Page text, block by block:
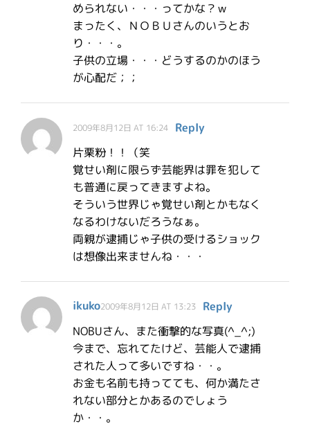
められない・・・ってかな？ｗ
まったく、ＮＯＢＵさんのいうとお
り・・・。
子供の立場・・・どうするのかのほう
が心配だ；；
2009年8月12日 AT 16:24
Reply
片栗粉！！（笑
覚せい剤に限らず芸能界は罪を犯して
も普通に戻ってきますよね。
そういう世界じゃ覚せい剤とかもなく
なるわけないだろうなぁ。
両親が逮捕じゃ子供の受けるショック
は想像出来ませんね・・・
ikuko2009年8月12日 AT 13:23
Reply
NOBUさん、また衝撃的な写真(^_^;)
今まで、忘れてたけど、芸能人で逮捕
された人って多いですね・・。
お金も名前も持ってても、何か満たさ
れない部分とかあるのでしょう
か・・。